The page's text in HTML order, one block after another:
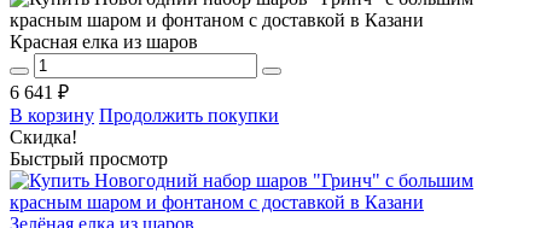
Красная елка из шаров
6 641 ₽
В корзину Продолжить покупки
Скидка!
Быстрый просмотр
Зелёная елка из шаров